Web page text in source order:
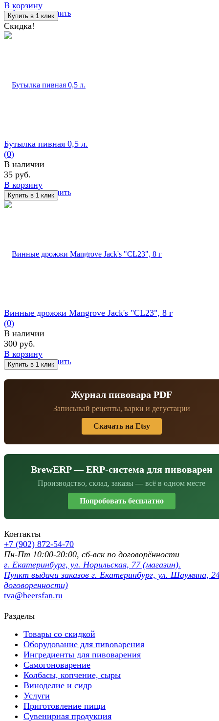
избранное сравнить
В корзину
Скидка!
избранное сравнить
Бутылка пивная 0,5 л.
(0)
В наличии
35 руб.
В корзину
избранное сравнить
Винные дрожжи Mangrove Jack's "CL23", 8 г
(0)
В наличии
300 руб.
В корзину
Журнал пивовара PDF
Записывай рецепты, варки и дегустации
Скачать на Etsy
BrewERP — ERP-система для пивоварен
Производство, склад, заказы — всё в одном месте
Попробовать бесплатно
Контакты
+7 (902) 872-54-70
Пн-Пт 10:00-20:00, сб-вск по договорённости
г. Екатеринбург, ул. Норильская, 77 (магазин).
Пункт выдачи заказов г. Екатеринбург, ул. Шаумяна,
договоренности)
tva@beersfan.ru
Разделы
Товары со скидкой
Оборудование для пивоварения
Ингредиенты для пивоварения
Самогоноварение
Колбасы, копчение, сыры
Виноделие и сидр
Услуги
Приготовление пищи
Сувенирная продукция